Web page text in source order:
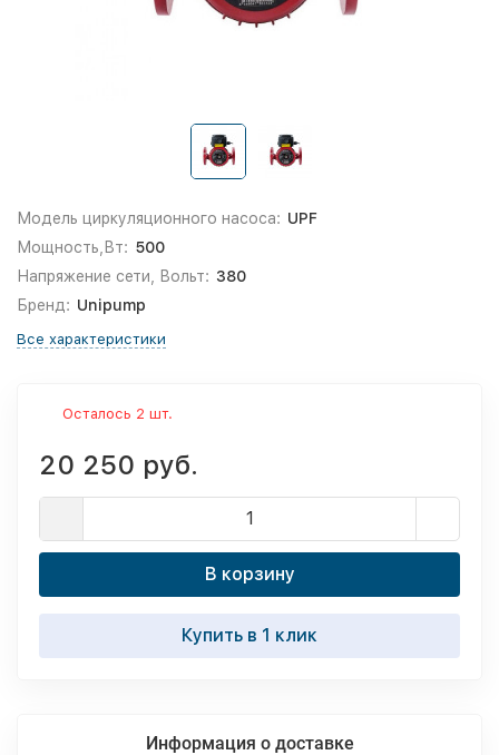
Модель циркуляционного насоса: UPF
Мощность,Вт: 500
Напряжение сети, Вольт: 380
Бренд: Unipump
Все характеристики
Осталось 2 шт.
20 250 руб.
В корзину
Купить в 1 клик
Информация о доставке